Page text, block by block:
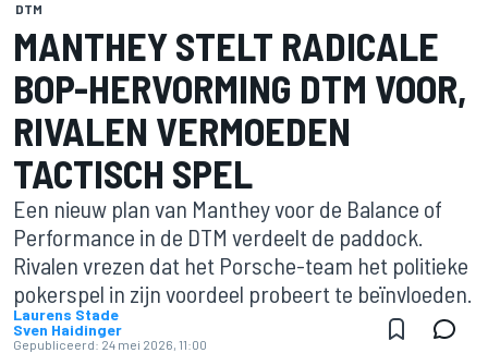
DTM
MANTHEY STELT RADICALE
BOP-HERVORMING DTM VOOR,
RIVALEN VERMOEDEN
TACTISCH SPEL
Een nieuw plan van Manthey voor de Balance of
Performance in de DTM verdeelt de paddock.
Rivalen vrezen dat het Porsche-team het politieke
pokerspel in zijn voordeel probeert te beïnvloeden.
Laurens Stade
Sven Haidinger
Gepubliceerd: 24 mei 2026, 11:00